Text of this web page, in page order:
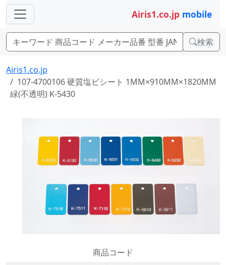
Airis1.co.jp mobile
検索
Airis1.co.jp
107-4700106 硬質塩ビシート 1MM×910MM×1820MM
緑(不透明) K-5430
商品コード